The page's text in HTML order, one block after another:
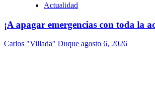
Actualidad
¡A apagar emergencias con toda la
Carlos "Villada" Duque agosto 6, 2026